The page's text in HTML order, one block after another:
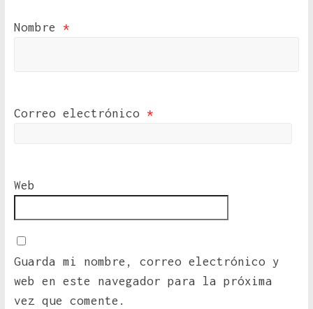
Nombre *
Correo electrónico *
Web
Guarda mi nombre, correo electrónico y
web en este navegador para la próxima
vez que comente.